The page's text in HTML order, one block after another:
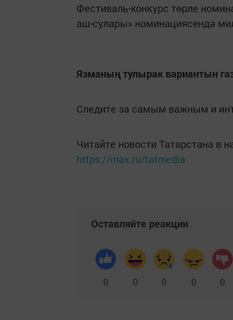
Фестиваль-конкурс төрле
аш-сулары» номинациясендә
Язманың тулырак вариантын
Следите за самым важным и
Читайте новости Татарстана в
https://max.ru/tatmedia
Оставляйте реакции
0 0 0 0 0